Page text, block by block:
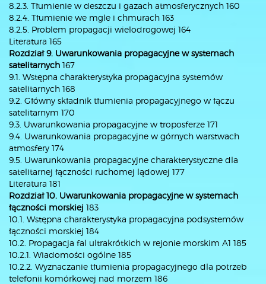
8.2.3. Tłumienie w deszczu i gazach atmosferycznych 160
8.2.4. Tłumienie we mgle i chmurach 163
8.2.5. Problem propagacji wielodrogowej 164
Literatura 165
Rozdział 9. Uwarunkowania propagacyjne w systemach
satelitarnych 167
9.1. Wstępna charakterystyka propagacyjna systemów
satelitarnych 168
9.2. Główny składnik tłumienia propagacyjnego w łączu
satelitarnym 170
9.3. Uwarunkowania propagacyjne w troposferze 171
9.4. Uwarunkowania propagacyjne w górnych warstwach
atmosfery 174
9.5. Uwarunkowania propagacyjne charakterystyczne dla
satelitarnej łączności ruchomej lądowej 177
Literatura 181
Rozdział 10. Uwarunkowania propagacyjne w systemach
łączności morskiej 183
10.1. Wstępna charakterystyka propagacyjna podsystemów
łączności morskiej 184
10.2. Propagacja fal ultrakrótkich w rejonie morskim A1 185
10.2.1. Wiadomości ogólne 185
10.2.2. Wyznaczanie tłumienia propagacyjnego dla potrzeb
telefonii komórkowej nad morzem 186